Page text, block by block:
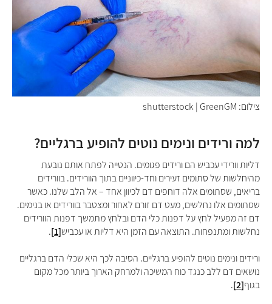
צילום: shutterstock | GreenGM
למה ורידים ונימים נוטים להופיע ברגליים?
דליות וורידי עכביש הם ורידים פגומים. הנטייה לפתח אותם נובעת
מהיחלשות של סתומים זעירים וחד-כיווניים בתוך הוורידים. בוורידים
בריאים, שסתומים אלה דוחפים דם לכיוון אחד – אל הלב שלנו. כאשר
שסתומים אלו נחלשים, מעט דם זורם לאחור ומצטבר בוורידים או בנימים.
דם זה מפעיל לחץ על דפנות כלי הדם ובלחץ מתמשך דפנות הוורידים
נחלשות ומתנפחות. התוצאה עם הזמן היא דליות או עכביש[1]
.
ורידים ונימים נוטים להופיע ברגליים. הסיבה לכך היא שכלי הדם ברגליים
נושאים דם ללב כנגד כוח המשיכה ולמרחק הארוך ביותר מכל מקום
בגוף[2]
.